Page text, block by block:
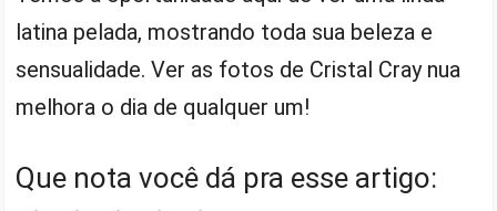
latina pelada, mostrando toda sua beleza e
sensualidade. Ver as fotos de Cristal Cray nua
melhora o dia de qualquer um!
Que nota você dá pra esse artigo: